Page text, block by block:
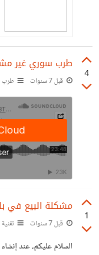
4
طرب سوري غير
قبل 7 سنوات طرب
1
مشكلة البيع في
قبل 7 سنوات تقنية
السلام عليكم، عند